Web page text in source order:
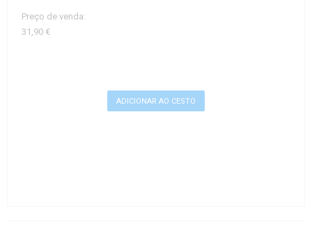
Preço de venda:
31,90 €